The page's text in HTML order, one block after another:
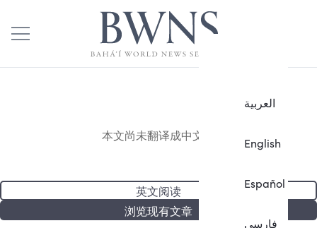
العربية
English
Español
فارسی
本文尚未翻译成中文。
英文阅读
浏览现有文章